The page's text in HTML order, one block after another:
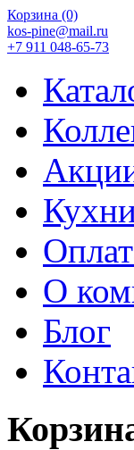
Корзина (0)
kos-pine@mail.ru
+7 911 048-65-73
О
Блог